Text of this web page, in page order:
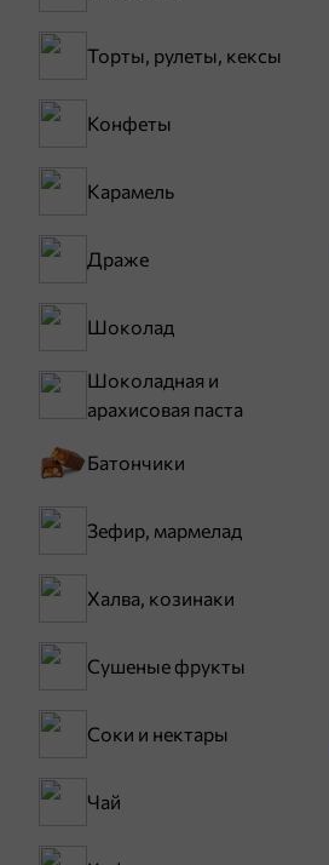
Торты, рулеты, кексы
Конфеты
Карамель
Драже
Шоколад
Шоколадная и
арахисовая паста
Батончики
Зефир, мармелад
Халва, козинаки
Сушеные фрукты
Соки и нектары
Чай